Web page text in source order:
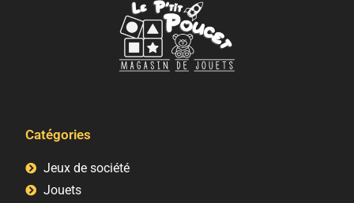
Catégories
Jeux de société
Jouets